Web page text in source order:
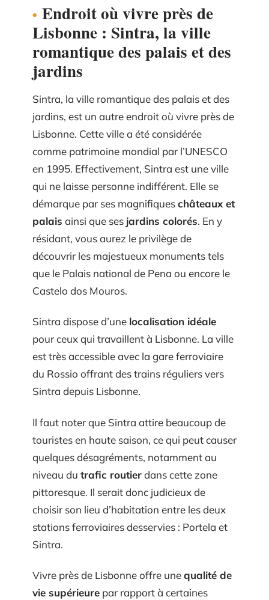
Endroit où vivre près de
Lisbonne : Sintra, la ville
romantique des palais et des
jardins
Sintra, la ville romantique des palais et des
jardins, est un autre endroit où vivre près de
Lisbonne. Cette ville a été considérée
comme patrimoine mondial par l’UNESCO
en 1995. Effectivement, Sintra est une ville
qui ne laisse personne indifférent. Elle se
démarque par ses magnifiqueschâteaux et
palais ainsi que ses jardins colorés. En y
résidant, vous aurez le privilège de
découvrir les majestueux monuments tels
que le Palais national de Pena ou encore le
Castelo dos Mouros.
Sintra dispose d’une localisation idéale
pour ceux qui travaillent à Lisbonne. La ville
est très accessible avec la gare ferroviaire
du Rossio offrant des trains réguliers vers
Sintra depuis Lisbonne.
Il faut noter que Sintra attire beaucoup de
touristes en haute saison, ce qui peut causer
quelques désagréments, notamment au
niveau du trafic routierdans cette zone
pittoresque. Il serait donc judicieux de
choisir son lieu d’habitation entre les deux
stations ferroviaires desservies : Portela et
Sintra.
Vivre près de Lisbonne offre unequalité de
vie supérieure par rapport à certaines